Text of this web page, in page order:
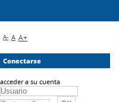
A- A A+
Conectarse
acceder a su cuenta